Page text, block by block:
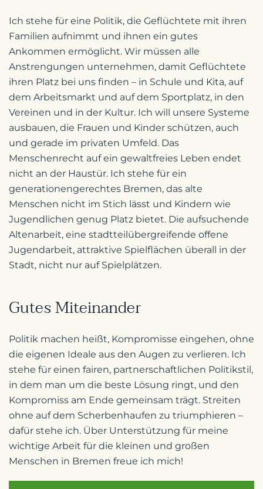
Ich stehe für eine Politik, die Geflüchtete mit ihren
Familien aufnimmt und ihnen ein gutes
Ankommen ermöglicht. Wir müssen alle
Anstrengungen unternehmen, damit Geflüchtete
ihren Platz bei uns finden – in Schule und Kita, auf
dem Arbeitsmarkt und auf dem Sportplatz, in den
Vereinen und in der Kultur. Ich will unsere Systeme
ausbauen, die Frauen und Kinder schützen, auch
und gerade im privaten Umfeld. Das
Menschenrecht auf ein gewaltfreies Leben endet
nicht an der Haustür. Ich stehe für ein
generationengerechtes Bremen, das alte
Menschen nicht im Stich lässt und Kindern wie
Jugendlichen genug Platz bietet. Die aufsuchende
Altenarbeit, eine stadtteilübergreifende offene
Jugendarbeit, attraktive Spielflächen überall in der
Stadt, nicht nur auf Spielplätzen.
Gutes Miteinander
Politik machen heißt, Kompromisse eingehen, ohne
die eigenen Ideale aus den Augen zu verlieren. Ich
stehe für einen fairen, partnerschaftlichen Politikstil,
in dem man um die beste Lösung ringt, und den
Kompromiss am Ende gemeinsam trägt. Streiten
ohne auf dem Scherbenhaufen zu triumphieren –
dafür stehe ich. Über Unterstützung für meine
wichtige Arbeit für die kleinen und großen
Menschen in Bremen freue ich mich!